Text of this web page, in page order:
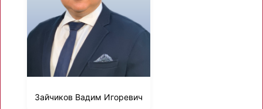
Зайчиков Вадим Игоревич